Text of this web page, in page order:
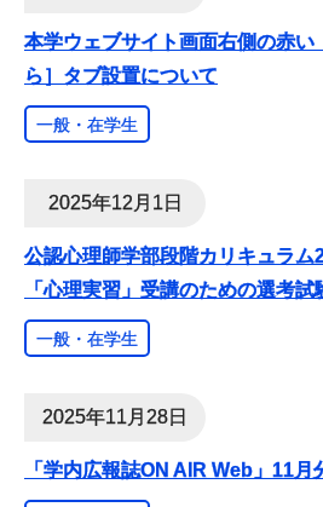
本学ウェブサイト画面右側の赤い
ら］タブ設置について
一般・在学生
2025年12月1日
公認心理師学部段階カリキュラム
「心理実習」受講のための選考
一般・在学生
2025年11月28日
「学内広報誌ON AIR Web」11月